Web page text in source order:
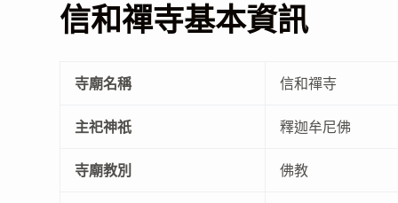
信和禪寺基本資訊
寺廟名稱 信和禪寺
主祀神祇 釋迦牟尼佛
寺廟教別 佛教